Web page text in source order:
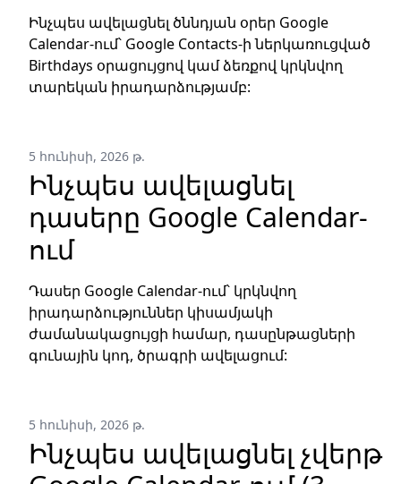
Ինչպես ավելացնել ծննդյան օրեր Google
Calendar-ում՝ Google Contacts-ի ներկառուցված
Birthdays օրացույցով կամ ձեռքով կրկնվող
տարեկան իրադարձությամբ:
5 հունիսի, 2026 թ.
Ինչպես ավելացնել
դասերը Google Calendar-
ում
Դասեր Google Calendar-ում՝ կրկնվող
իրադարձություններ կիսամյակի
ժամանակացույցի համար, դասընթացների
գունային կոդ, ծրագրի ավելացում:
5 հունիսի, 2026 թ.
Ինչպես ավելացնել չվերթ